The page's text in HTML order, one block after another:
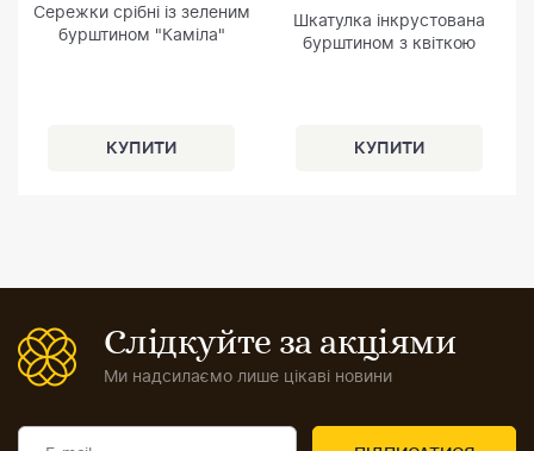
Сережки срібні із зеленим
бурштином "Каміла"
Шкатулка інкрустована
бурштином з квіткою
Слідкуйте за акціями
Ми надсилаємо лише цікаві новини